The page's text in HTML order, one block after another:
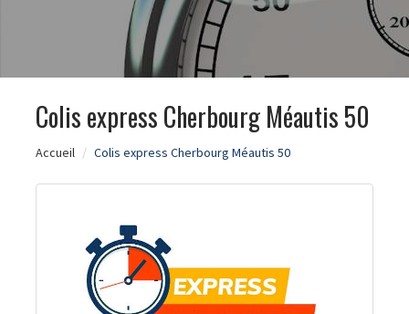
Colis express Cherbourg Méautis 50
Accueil Colis express Cherbourg Méautis 50